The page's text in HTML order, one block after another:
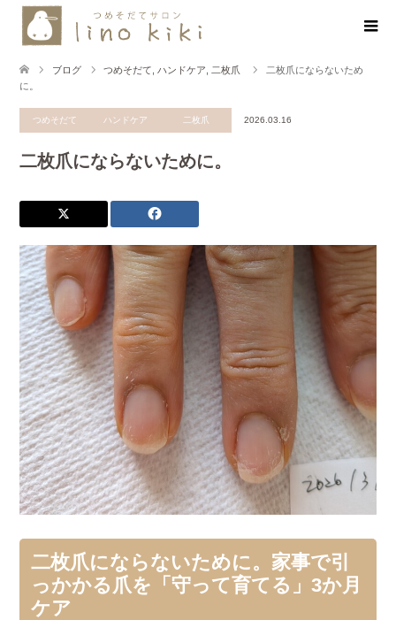
ブログ つめそだて ハンドケア 二枚爪
二枚爪にならないため
に。
つめそだて ハンドケア 二枚爪 2026.03.16
二枚爪にならないために。
二枚爪にならないために。家事で引
っかかる爪を「守って育てる」3か月
ケア